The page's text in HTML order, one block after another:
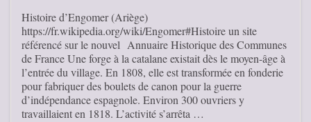
Histoire d’Engomer (Ariège)
https://fr.wikipedia.org/wiki/Engomer#Histoire un site
référencé sur le nouvel Annuaire Historique des Communes
de France Une forge à la catalane existait dès le moyen-âge à
l’entrée du village. En 1808, elle est transformée en fonderie
pour fabriquer des boulets de canon pour la guerre
d’indépendance espagnole. Environ 300 ouvriers y
travaillaient en 1818. L’activité s’arrêta …